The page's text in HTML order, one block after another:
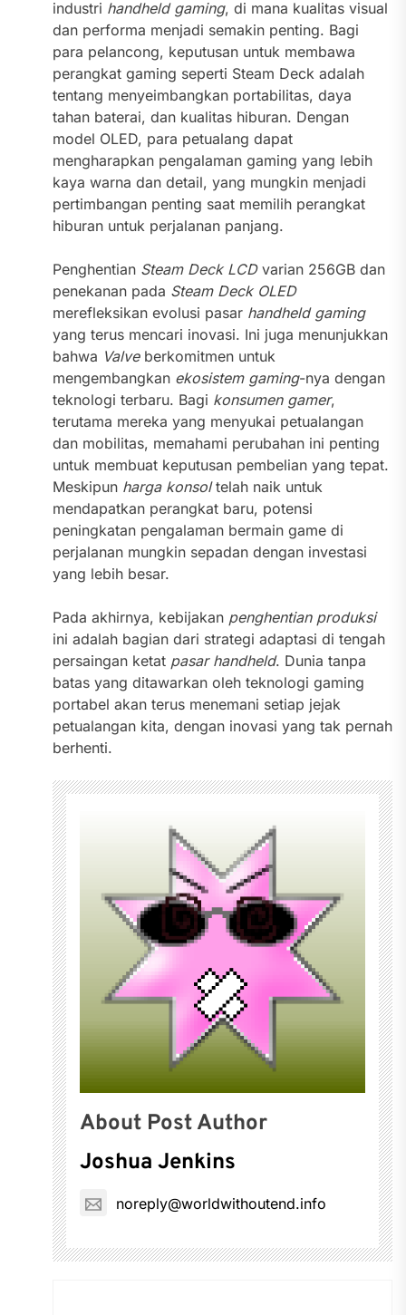
industri handheld gaming, di mana kualitas visual
dan performa menjadi semakin penting. Bagi
para pelancong, keputusan untuk membawa
perangkat gaming seperti Steam Deck adalah
tentang menyeimbangkan portabilitas, daya
tahan baterai, dan kualitas hiburan. Dengan
model OLED, para petualang dapat
mengharapkan pengalaman gaming yang lebih
kaya warna dan detail, yang mungkin menjadi
pertimbangan penting saat memilih perangkat
hiburan untuk perjalanan panjang.
Penghentian Steam Deck LCDvarian 256GB dan
penekanan pada Steam Deck OLED
merefleksikan evolusi pasar handheld gaming
yang terus mencari inovasi. Ini juga menunjukkan
bahwa Valveberkomitmen untuk
mengembangkan ekosistem gaming-nya dengan
teknologi terbaru. Bagi konsumen gamer,
terutama mereka yang menyukai petualangan
dan mobilitas, memahami perubahan ini penting
untuk membuat keputusan pembelian yang tepat.
Meskipun harga konsoltelah naik untuk
mendapatkan perangkat baru, potensi
peningkatan pengalaman bermain game di
perjalanan mungkin sepadan dengan investasi
yang lebih besar.
Pada akhirnya, kebijakan penghentian produksi
ini adalah bagian dari strategi adaptasi di tengah
persaingan ketat pasar handheld. Dunia tanpa
batas yang ditawarkan oleh teknologi gaming
portabel akan terus menemani setiap jejak
petualangan kita, dengan inovasi yang tak pernah
berhenti.
About Post Author
Joshua Jenkins
noreply@worldwithoutend.info